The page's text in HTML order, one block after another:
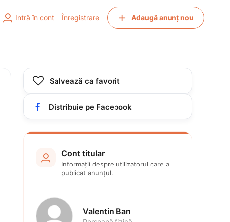
 Salvează ca favorit
 Distribuie pe Facebook
 Cont titular
Informații despre utilizatorul care a
publicat anunțul.
Valentin Ban
 Intră în cont Înregistrare  Adaugă anunț nou